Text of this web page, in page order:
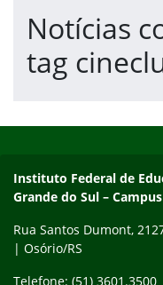
Notícias
tag
Instituto Federal de
Instituto Federal de
Grande do Sul –
Rua Santos Dumont,
| Osório/RS
Telefone: (51) 3601.3500